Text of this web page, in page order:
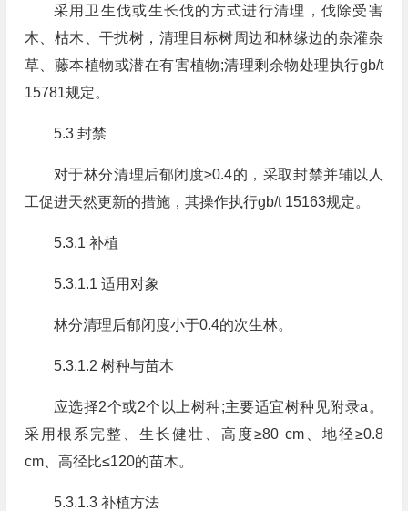
采用卫生伐或生长伐的方式进行清理，伐除受害
木、枯木、干扰树，清理目标树周边和林缘边的杂灌杂
草、藤本植物或潜在有害植物;清理剩余物处理执行gb/t
15781规定。
5.3 封禁
对于林分清理后郁闭度≥0.4的，采取封禁并辅以人
工促进天然更新的措施，其操作执行gb/t 15163规定。
5.3.1 补植
5.3.1.1 适用对象
林分清理后郁闭度小于0.4的次生林。
5.3.1.2 树种与苗木
应选择2个或2个以上树种;主要适宜树种见附录a。
采用根系完整、生长健壮、高度≥80 cm、地径≥0.8
cm、高径比≤120的苗木。
5.3.1.3 补植方法